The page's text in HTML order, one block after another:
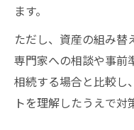
生命保険を
相続税対策
る
不動産を組み合
ます。
ただし、資産の組み替
専門家への相談や事前
相続する場合と比較し
トを理解したうえで対